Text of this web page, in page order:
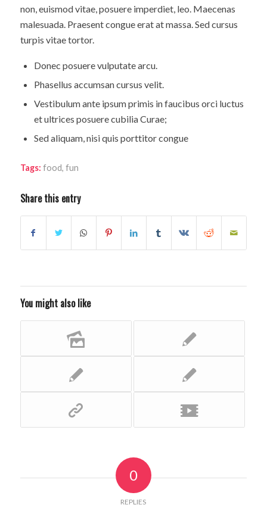
non, euismod vitae, posuere imperdiet, leo. Maecenas
malesuada. Praesent congue erat at massa. Sed cursus
turpis vitae tortor.
Donec posuere vulputate arcu.
Phasellus accumsan cursus velit.
Vestibulum ante ipsum primis in faucibus orci luctus
et ultrices posuere cubilia Curae;
Sed aliquam, nisi quis porttitor congue
Tags: food, fun
Share this entry
You might also like
0
REPLIES